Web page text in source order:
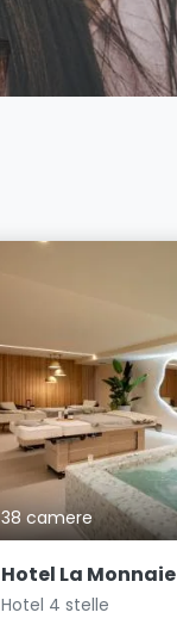
38 camere
Hotel La Monnaie
Hotel 4 stelle